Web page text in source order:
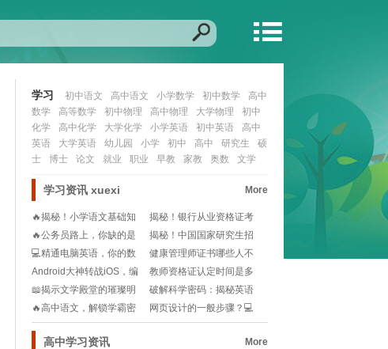
学习 初中语文 高中语文 小学数学 初中数学
高中
数学
高等数学 初中物理 高中物理 大学物理
初中
化学
高中化学 大学化学 小学英语 初中英语
高中
英语
大学英语 幼儿园 小学 初中 高中 研究生
硕
士
博士 论文 就业 职业 早教 家教 奥数 文学
学习资讯 xuexi More
🔥揭秘！小学语文基础知
识宝典，从此告别阅
揭秘！银行从业资格证考
试：历年真题重击率
🔥公务员路上，你缺的是
一份高效学习指南🔥
揭秘！中国国家研究生招
生网：你的学术梦想
💻精通电脑英语，你的数
字化世界通行证!
健康管理师证书哪些人不
能考？一文说清报考
Android大神转战iOS，编
程世界的
教师资格证认定时间是多
久？不想错过认定机
📖揭示文学殿堂的璀璨明
珠：史上十大经典必
破解科学密码：揭秘英语
在科研界的超级语言
🔥高中语文，解锁学霸密
码：视频讲解秘籍📚
网页设计的一般步骤？💻
如何快速掌握网页设
高中学习资讯 More